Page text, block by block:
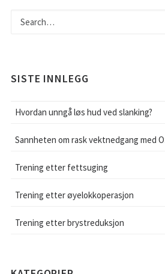
SISTE INNLEGG
Hvordan unngå løs hud ved slanking?
Sannheten om rask vektnedgang med
Trening etter fettsuging
Trening etter øyelokkoperasjon
Trening etter brystreduksjon